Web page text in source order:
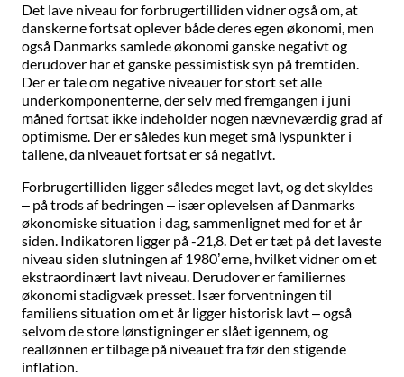
Det lave niveau for forbrugertilliden vidner også om, at
danskerne fortsat oplever både deres egen økonomi, men
også Danmarks samlede økonomi ganske negativt og
derudover har et ganske pessimistisk syn på fremtiden.
Der er tale om negative niveauer for stort set alle
underkomponenterne, der selv med fremgangen i juni
måned fortsat ikke indeholder nogen nævneværdig grad af
optimisme. Der er således kun meget små lyspunkter i
tallene, da niveauet fortsat er så negativt.
Forbrugertilliden ligger således meget lavt, og det skyldes
– på trods af bedringen – især oplevelsen af Danmarks
økonomiske situation i dag, sammenlignet med for et år
siden. Indikatoren ligger på -21,8. Det er tæt på det laveste
niveau siden slutningen af 1980’erne, hvilket vidner om et
ekstraordinært lavt niveau. Derudover er familiernes
økonomi stadigvæk presset. Især forventningen til
familiens situation om et år ligger historisk lavt – også
selvom de store lønstigninger er slået igennem, og
reallønnen er tilbage på niveauet fra før den stigende
inflation.